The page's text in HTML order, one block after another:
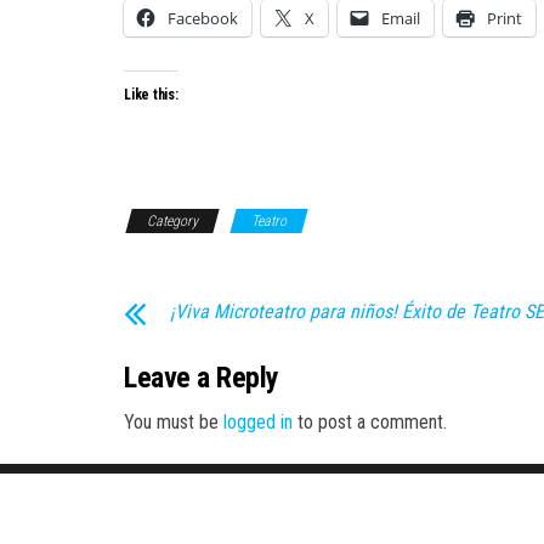
Facebook X Email Print
Like this:
Category Teatro
¡Viva Microteatro para niños! Éxito de Teatro
Leave a Reply
You must be logged in to post a comment.